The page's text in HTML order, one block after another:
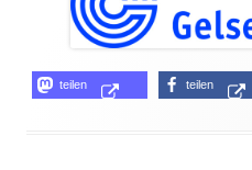
teilen
Opens
teilen